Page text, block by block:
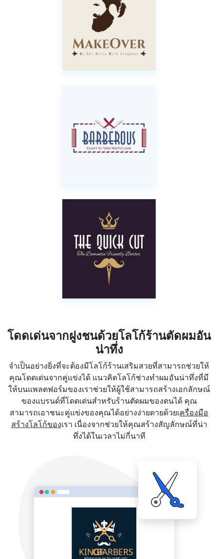
โดดเด่นจากฝูงชนด้วยโลโก้ร้านตัดผมอัน
น่าทึ่ง
จำเป็นอย่างยิ่งที่จะต้องมีโลโก้ร้านเสริมสวยที่สามารถช่วยให้
คุณโดดเด่นจากคู่แข่งได้ แนวคิดโลโก้ช่างทำผมอันน่าทึ่งที่มี
ให้บนแพลตฟอร์มของเราช่วยให้ผู้ใช้สามารถสร้างเอกลักษณ์
ของแบรนด์ที่โดดเด่นสำหรับร้านตัดผมของตนได้ คุณ
สามารถเอาชนะคู่แข่งของคุณได้อย่างง่ายดายด้วยเครื่องมือ
สร้างโลโก้ของเรา เนื่องจากช่วยให้คุณสร้างสัญลักษณ์ที่น่า
ทึ่งได้ในเวลาไม่กี่นาที